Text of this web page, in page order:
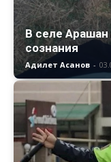
В селе Арашан
сознания
Адилет Асанов -